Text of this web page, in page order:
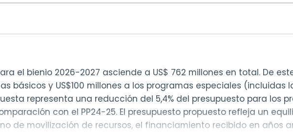
el bienio 2026-2027 asciende a US$ 762 millones en total. De
básicos y US$100 millones a los programas especiales (incluidas
representa una reducción del 5,4% del presupuesto para los
con el PP24-25. El presupuesto propuesto refleja un
de movilización de recursos, el financiamiento recibido en años